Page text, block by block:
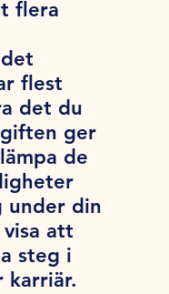
flera
flest
det du
ger
de
under din
att
steg i
karriär.